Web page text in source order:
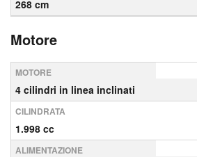
268 cm
Motore
MOTORE
4 cilindri in linea inclinati
CILINDRATA
1.998 cc
ALIMENTAZIONE